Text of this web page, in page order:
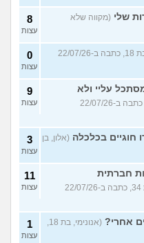
שלי (מקווה שלא
8
עצות
(אנונימי, בת 18, כתבה ב-22/07/26
0
עצות
עליי ולא
(כינוי, בת 26, כתבה ב-22/07/26
9
עצות
חוגיים בכלכלה (אלון, בן
3
עצות
חברתית
(אחת, בת 34, כתבה ב-22/07/26
11
עצות
אחרי?
(אנונימי, בת 18,
1
עצות